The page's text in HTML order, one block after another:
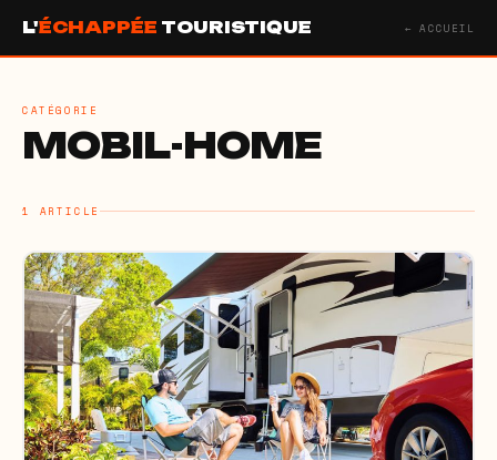
L'ÉCHAPPÉE TOURISTIQUE ← ACCUEIL
CATÉGORIE
MOBIL-HOME
1 ARTICLE